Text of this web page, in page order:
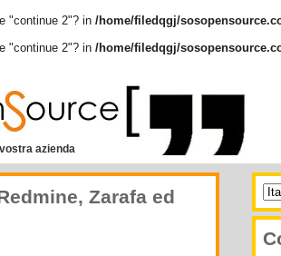
"continue 2"? in /home/filedqgj/
"continue 2"? in /home/filedqgj/
azienda
Zarafa ed